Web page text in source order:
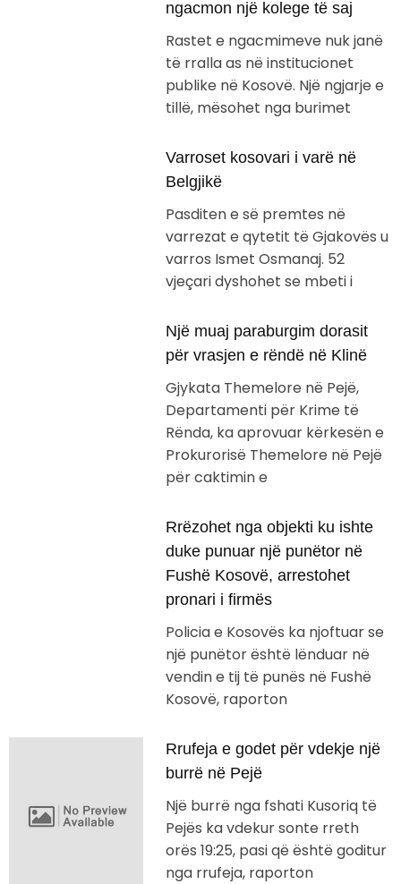
ngacmon një kolege të saj
Rastet e ngacmimeve nuk janë
të rralla as në institucionet
publike në Kosovë. Një ngjarje e
tillë, mësohet nga burimet
Varroset kosovari i varë në
Belgjikë
Pasditen e së premtes në
varrezat e qytetit të Gjakovës u
varros Ismet Osmanaj. 52
vjeçari dyshohet se mbeti i
Një muaj paraburgim dorasit
për vrasjen e rëndë në Klinë
Gjykata Themelore në Pejë,
Departamenti për Krime të
Rënda, ka aprovuar kërkesën e
Prokurorisë Themelore në Pejë
për caktimin e
Rrëzohet nga objekti ku ishte
duke punuar një punëtor në
Fushë Kosovë, arrestohet
pronari i firmës
Policia e Kosovës ka njoftuar se
një punëtor është lënduar në
vendin e tij të punës në Fushë
Kosovë, raporton
Rrufeja e godet për vdekje një
burrë në Pejë
Një burrë nga fshati Kusoriq të
Pejës ka vdekur sonte rreth
orës 19:25, pasi që është goditur
nga rrufeja, raporton